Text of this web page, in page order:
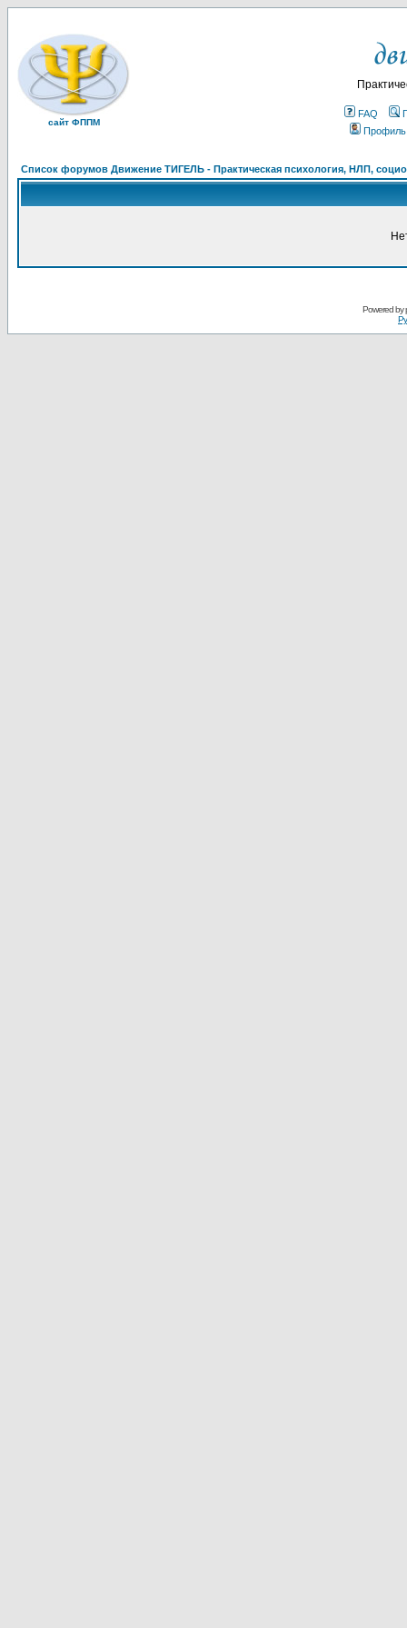
сайт ФППМ
FAQ
Профиль
Список форумов Движение ТИГЕЛЬ - Практическая психология, НЛП,
Powered by